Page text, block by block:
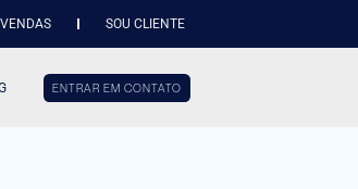
SOU CLIENTE
ENTRAR EM CONTATO